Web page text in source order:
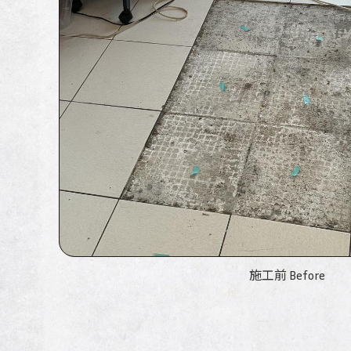
施工前 Before